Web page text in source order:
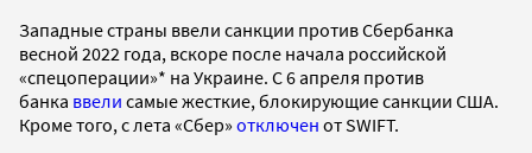
Западные страны ввели санкции против Сбербанка
весной 2022 года, вскоре после начала российской
«спецоперации»* на Украине. С 6 апреля против
банка ввели самые жесткие, блокирующие санкции США.
Кроме того, с лета «Сбер» отключен от SWIFT.